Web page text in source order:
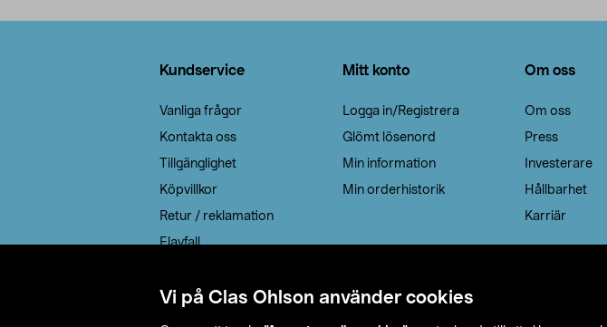
Vi på Clas Ohlson använder cookies
Kundservice
Vanliga frågor
Kontakta oss
Tillgänglighet
Köpvillkor
Retur / reklamation
Elavfall
Leveransalternativ
Mitt konto
Logga in/Registrera
Glömt lösenord
Min information
Min orderhistorik
Om oss
Om oss
Press
Investerare
Hållbarhet
Karriär